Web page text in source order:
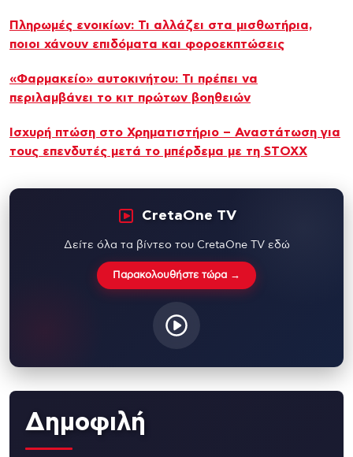
Πληρωμές ενοικίων: Τι αλλάζει στα μισθωτήρια,
ποιοι χάνουν επιδόματα και φοροεκπτώσεις
«Φαρμακείο» αυτοκινήτου: Τι πρέπει να
περιλαμβάνει το κιτ πρώτων βοηθειών
Ισχυρή πτώση στο Χρηματιστήριο – Αναστάτωση για
τους επενδυτές μετά το μπέρδεμα με τη STOXX
CretaOne TV
Δείτε όλα τα βίντεο του CretaOne TV εδώ
Παρακολουθήστε τώρα →
Δημοφιλή